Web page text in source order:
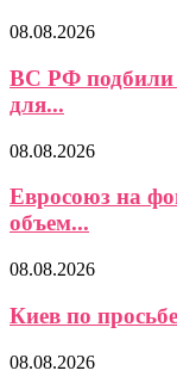
08.08.2026
ВС РФ подбили
для...
08.08.2026
Евросоюз на
объем...
08.08.2026
Киев по
08.08.2026